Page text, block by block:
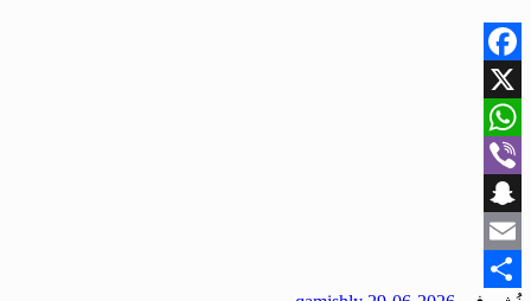
Facebook
X
WhatsApp
Viber
Snapchat
Email